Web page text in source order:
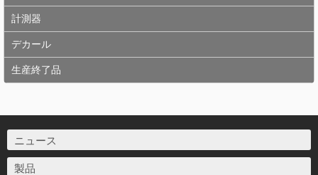
計測器
デカール
生産終了品
ニュース
製品